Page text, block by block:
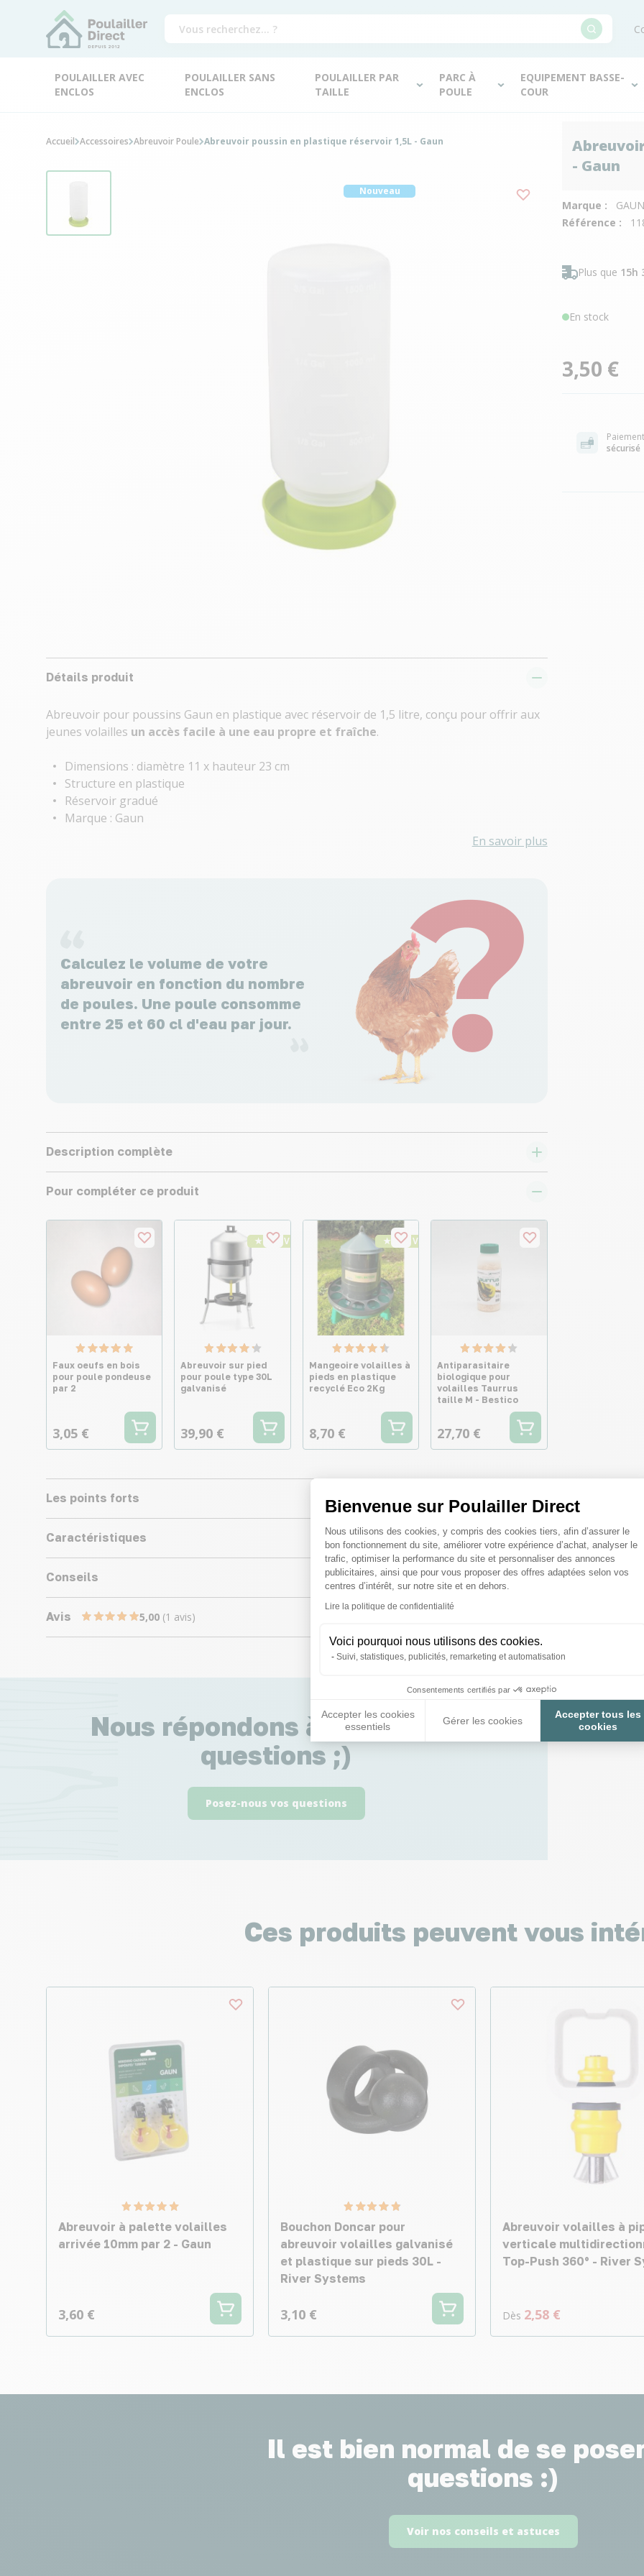
Bienvenue sur Poulailler Direct
Plateforme de Gestion du
Nous utilisons des cookies, y compris des cookies tiers, afin d’assurer le
bon fonctionnement du site, améliorer votre expérience d’achat, analyser le
trafic, optimiser la performance du site et personnaliser des annonces
publicitaires, ainsi que pour vous proposer des offres adaptées selon vos
centres d’intérêt, sur notre site et en dehors.
Lire la politique de confidentialité
Voici pourquoi nous utilisons des cookies.
Suivi, statistiques, publicités, remarketing et automatisation
Consentements certifiés par
Accepter les cookies
essentiels
Gérer les cookies
Accepter tous les
cookies
Axeptio consent
POULAILLER AVEC
ENCLOS
POULAILLER SANS
ENCLOS
POULAILLER PAR
TAILLE
PARC À
POULE
EQUIPEMENT BASSE-
COUR
- Gaun
Marque :
GAUN
Référence :
Plus que 15h
En stock
3,50 €
Paiement
sécurisé
Détails produit
Abreuvoir pour poussins Gaun en plastique avec réservoir de 1,5 litre, conçu pour offrir aux
jeunes volailles un accès facile à une eau propre et fraîche.
Dimensions : diamètre 11 x hauteur 23 cm
Structure en plastique
Réservoir gradué
Marque : Gaun
En savoir plus
Calculez le volume de votre
abreuvoir en fonction du nombre
de poules. Une poule consomme
entre 25 et 60 cl d'eau par jour.
Description complète
Pour compléter ce produit
Faux oeufs en bois
pour poule pondeuse
par 2
3,05 €
★ Top Vente
Abreuvoir sur pied
pour poule type 30L
galvanisé
39,90 €
★ Top Vente
Mangeoire volailles à
pieds en plastique
recyclé Eco 2Kg
8,70 €
Antiparasitaire
biologique pour
volailles Taurrus
taille M - Bestico
27,70 €
Les points forts
Caractéristiques
Conseils
Avis 5,00 (1 avis)
Nous répondons à toutes vos
questions ;)
Posez-nous vos questions
Accueil Accessoires Abreuvoir Poule Abreuvoir poussin en plastique réservoir 1,5L - Gaun
Nouveau
Ces produits peuvent vous
Abreuvoir à palette volailles
arrivée 10mm par 2 - Gaun
3,60 €
Bouchon Doncar pour
abreuvoir volailles galvanisé
et plastique sur pieds 30L -
River Systems
3,10 €
Abreuvoir volailles à
verticale
Top-Push 360° - River
Dès 2,58 €
Il est bien normal de se
questions :)
Voir nos conseils et astuces